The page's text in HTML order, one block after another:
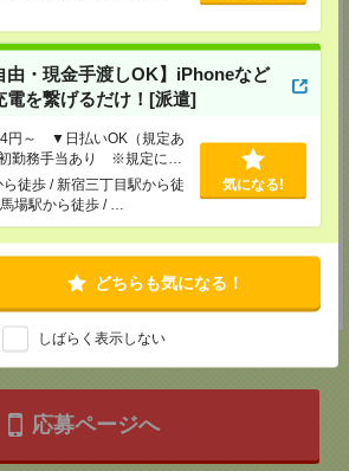
由・現金手渡しOK】iPhoneなど
電を繋げるだけ！[派遣]
円～ ▼日払いOK（規定あ
勤務手当あり ※規定によ
徒歩 / 新宿三丁目駅から徒
場駅から徒歩 / …
気になる!
どちらも気になる！
しばらく表示しない
大樹生命町田ビル6F
ts.jp
横浜オフィス
神戸町134 横浜ビジネスパークサウスタワー
ts.jp
カード2000円分をプレゼント中★
応募ページへ